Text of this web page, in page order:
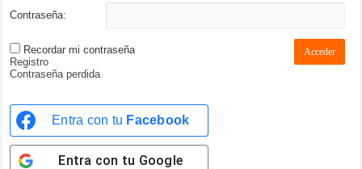
Contraseña:
Recordar mi contraseña Acceder
Registro
Contraseña perdida
Entra con tu Facebook
Entra con tu Google